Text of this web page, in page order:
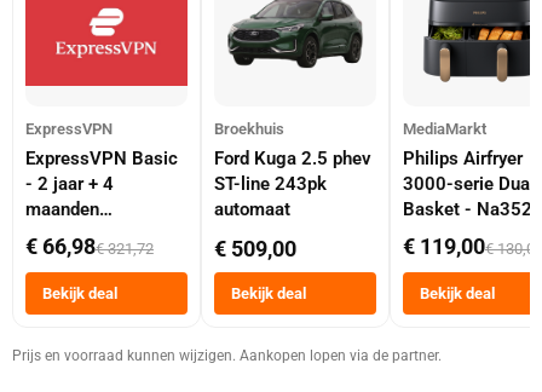
ExpressVPN
ExpressVPN Basic
- 2 jaar + 4
maanden
abonnement
€ 66,98€ 321,72
Bekijk deal
Broekhuis
Ford Kuga 2.5 phev
ST-line 243pk
automaat
€ 509,00
Bekijk deal
MediaMarkt
Philips Airfryer
3000-serie Dual
Basket -
Dubbele Mand 9
Tot 6 Personen
Heteluchtfriteuse
Zwart
€ 119,00€ 130,00
Bekijk deal
Prijs en voorraad kunnen wijzigen. Aankopen lopen via de partner.